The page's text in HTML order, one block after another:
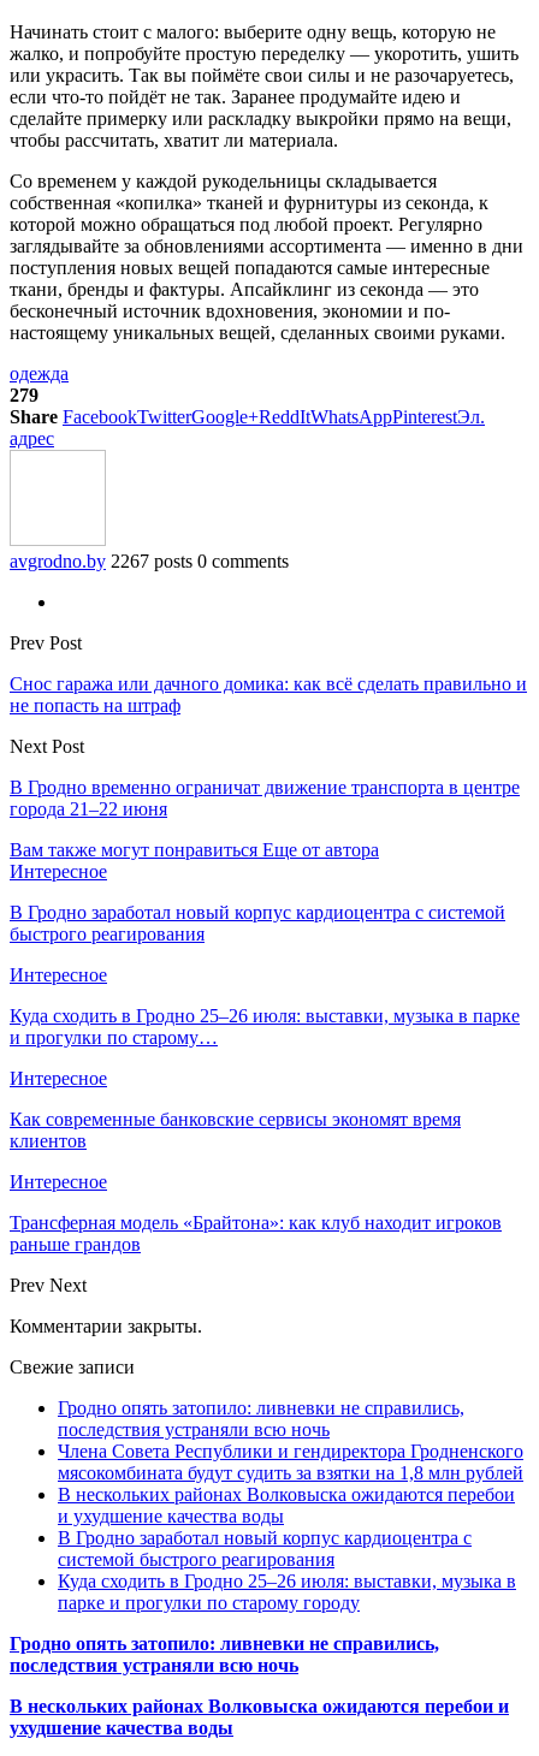
Начинать стоит с малого: выберите одну вещь, которую не
жалко, и попробуйте простую переделку — укоротить, ушить
или украсить. Так вы поймёте свои силы и не разочаруетесь,
если что-то пойдёт не так. Заранее продумайте идею и
сделайте примерку или раскладку выкройки прямо на вещи,
чтобы рассчитать, хватит ли материала.
Со временем у каждой рукодельницы складывается
собственная «копилка» тканей и фурнитуры из секонда, к
которой можно обращаться под любой проект. Регулярно
заглядывайте за обновлениями ассортимента — именно в дни
поступления новых вещей попадаются самые интересные
ткани, бренды и фактуры. Апсайклинг из секонда — это
бесконечный источник вдохновения, экономии и по-
настоящему уникальных вещей, сделанных своими руками.
одежда
279
Share FacebookTwitterGoogle+ReddItWhatsAppPinterestЭл.
адрес
avgrodno.by 2267 posts 0 comments
Prev Post
Снос гаража или дачного домика: как всё сделать правильно и
не попасть на штраф
Next Post
В Гродно временно ограничат движение транспорта в центре
города 21–22 июня
Вам также могут понравиться Еще от автора
Интересное
В Гродно заработал новый корпус кардиоцентра с системой
быстрого реагирования
Интересное
Куда сходить в Гродно 25–26 июля: выставки, музыка в парке
и прогулки по старому…
Интересное
Как современные банковские сервисы экономят время
клиентов
Интересное
Трансферная модель «Брайтона»: как клуб находит игроков
раньше грандов
Prev Next
Комментарии закрыты.
Свежие записи
Гродно опять затопило: ливневки не справились,
последствия устраняли всю ночь
Члена Совета Республики и гендиректора Гродненского
мясокомбината будут судить за взятки на 1,8 млн рублей
В нескольких районах Волковыска ожидаются перебои
и ухудшение качества воды
В Гродно заработал новый корпус кардиоцентра с
системой быстрого реагирования
Куда сходить в Гродно 25–26 июля: выставки, музыка в
парке и прогулки по старому городу
Гродно опять затопило: ливневки не справились,
последствия устраняли всю ночь
В нескольких районах Волковыска ожидаются перебои и
ухудшение качества воды